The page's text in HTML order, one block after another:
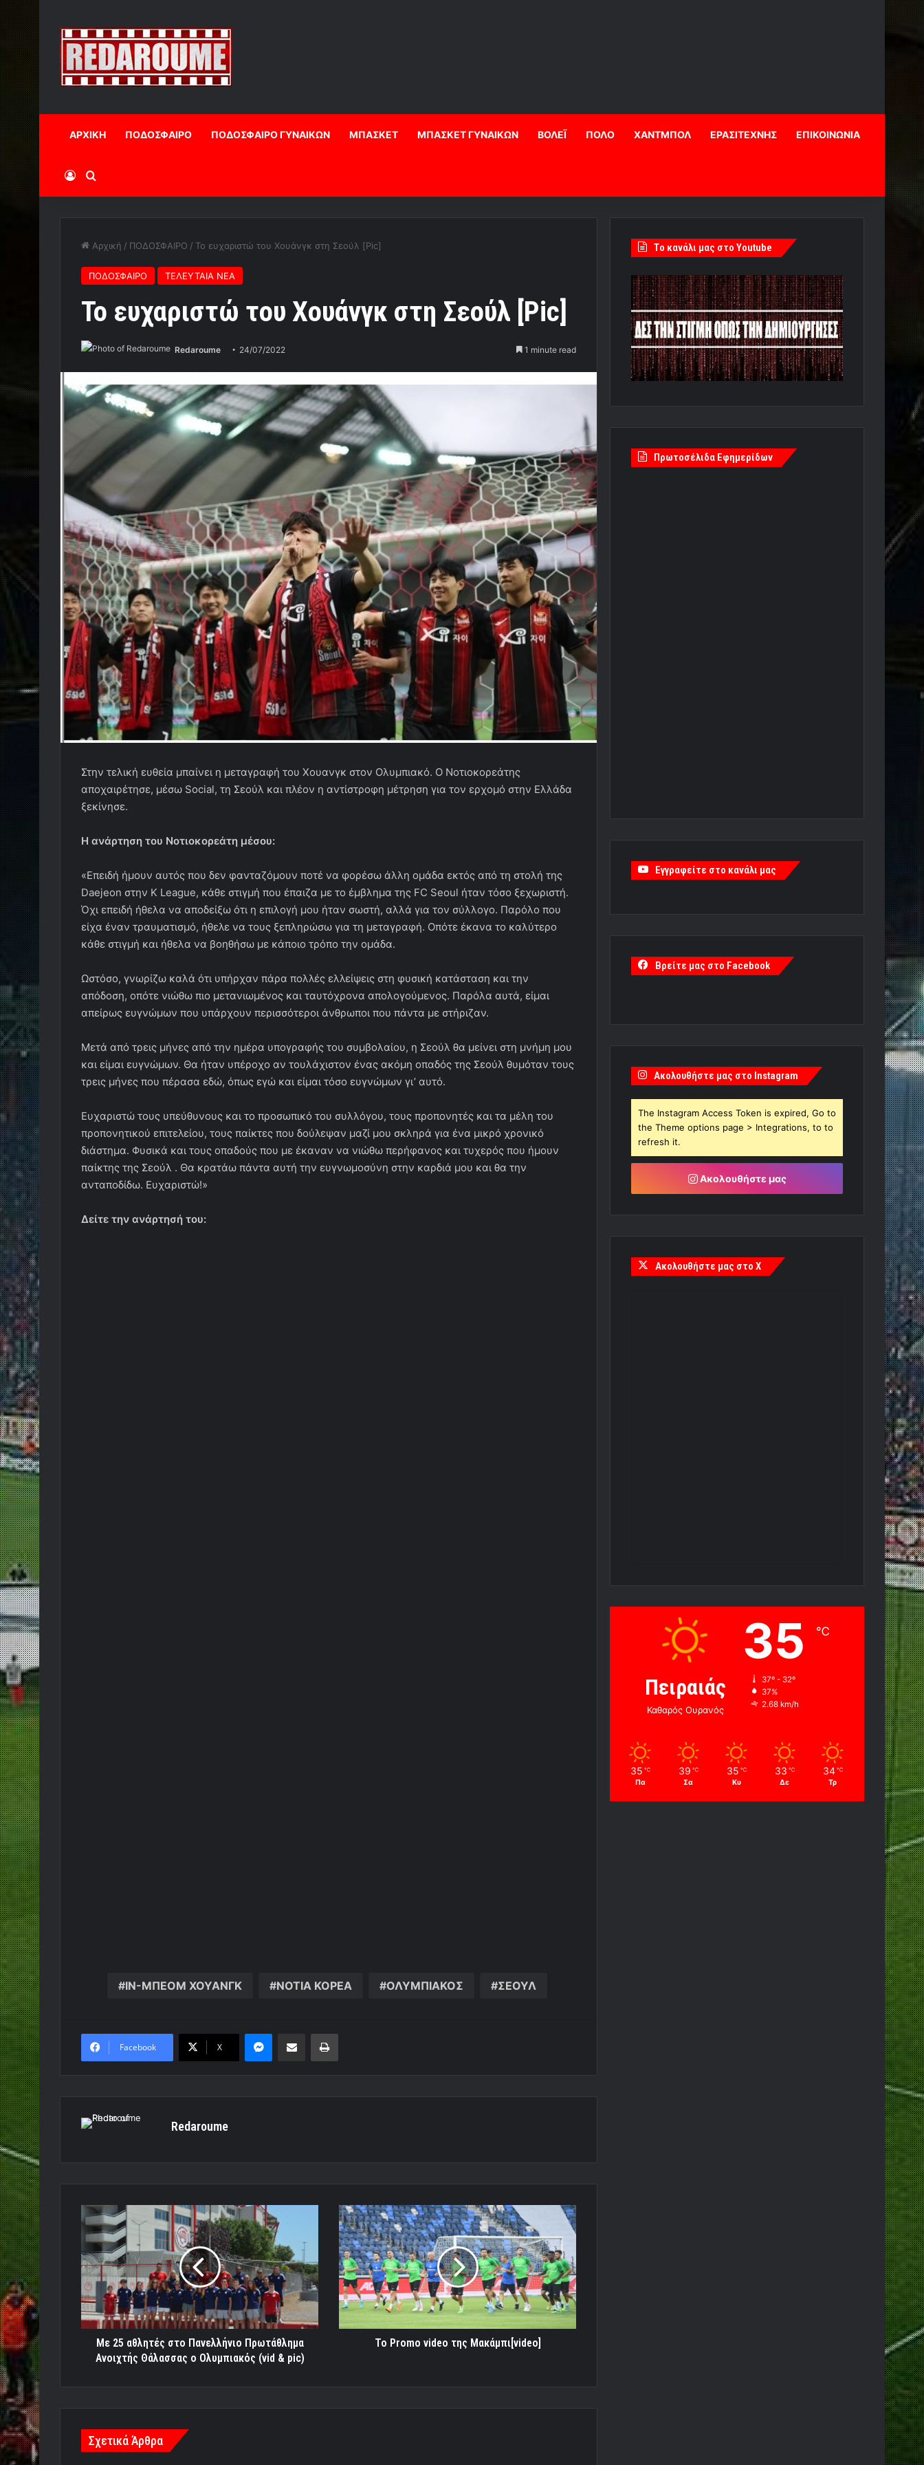
ΑΡΧΙΚΗ ΠΟΔΟΣΦΑΙΡΟ ΠΟΔΟΣΦΑΙΡΟ ΓΥΝΑΙΚΩΝ ΜΠΑΣΚΕΤ ΜΠΑΣΚΕΤ ΓΥΝΑΙΚΩΝ ΒΟΛΕΪ ΠΟΛΟ ΧΑΝΤΜΠΟΛ ΕΡΑΣΙΤΕΧΝΗΣ ΕΠΙΚΟΙΝΩΝΙΑ
Log InΑναζήτηση
Αρχική / ΠΟΔΟΣΦΑΙΡΟ / Το ευχαριστώ του Χουάνγκ στη Σεούλ [Pic]
ΠΟΔΟΣΦΑΙΡΟ ΤΕΛΕΥΤΑΙΑ ΝΕΑ
Το ευχαριστώ του Χουάνγκ στη Σεούλ [Pic]
Redaroume 24/07/2022 1 minute read
Στην τελική ευθεία μπαίνει η μεταγραφή του Χουανγκ στον Ολυμπιακό. Ο Νοτιοκορεάτης
αποχαιρέτησε, μέσω Social, τη Σεούλ και πλέον η αντίστροφη μέτρηση για τον ερχομό στην Ελλάδα
ξεκίνησε.
Η ανάρτηση του Νοτιοκορεάτη μέσου:
«Επειδή ήμουν αυτός που δεν φανταζόμουν ποτέ να φορέσω άλλη ομάδα εκτός από τη στολή της
Daejeon στην K League, κάθε στιγμή που έπαιζα με το έμβλημα της FC Seoul ήταν τόσο ξεχωριστή.
Όχι επειδή ήθελα να αποδείξω ότι η επιλογή μου ήταν σωστή, αλλά για τον σύλλογο. Παρόλο που
είχα έναν τραυματισμό, ήθελε να τους ξεπληρώσω για τη μεταγραφή. Οπότε έκανα το καλύτερο
κάθε στιγμή και ήθελα να βοηθήσω με κάποιο τρόπο την ομάδα.
Ωστόσο, γνωρίζω καλά ότι υπήρχαν πάρα πολλές ελλείψεις στη φυσική κατάσταση και την
απόδοση, οπότε νιώθω πιο μετανιωμένος και ταυτόχρονα απολογούμενος. Παρόλα αυτά, είμαι
απείρως ευγνώμων που υπάρχουν περισσότεροι άνθρωποι που πάντα με στήριζαν.
Μετά από τρεις μήνες από την ημέρα υπογραφής του συμβολαίου, η Σεούλ θα μείνει στη μνήμη μου
και είμαι ευγνώμων. Θα ήταν υπέροχο αν τουλάχιστον ένας ακόμη οπαδός της Σεούλ θυμόταν τους
τρεις μήνες που πέρασα εδώ, όπως εγώ και είμαι τόσο ευγνώμων γι’ αυτό.
Ευχαριστώ τους υπεύθυνους και το προσωπικό του συλλόγου, τους προπονητές και τα μέλη του
προπονητικού επιτελείου, τους παίκτες που δούλεψαν μαζί μου σκληρά για ένα μικρό χρονικό
διάστημα. Φυσικά και τους οπαδούς που με έκαναν να νιώθω περήφανος και τυχερός που ήμουν
παίκτης της Σεούλ . Θα κρατάω πάντα αυτή την ευγνωμοσύνη στην καρδιά μου και θα την
ανταποδίδω. Ευχαριστώ!»
Δείτε την ανάρτησή του:
ΙΝ-ΜΠΕΟΜ ΧΟΥΑΝΓΚ ΝΟΤΙΑ ΚΟΡΕΑ ΟΛΥΜΠΙΑΚΟΣ ΣΕΟΥΛ
Facebook X
MessengerΚοινοποίηση μέσω ηλεκτρονικού ταχυδρομείουΕκτύπωση
Redaroume
Με
25
αθλητές
στο
Πανελλήνιο
Πρωτάθλημα
Ανοιχτής
Θάλασσας
ο
Ολυμπιακός
Με 25 αθλητές στο Πανελλήνιο Πρωτάθλημα
Ανοιχτής Θάλασσας ο Ολυμπιακός (vid & pic)
Το
Promo
video
της
Μακάμπι[video]
Το Promo video της Μακάμπι[video]
Σχετικά Άρθρα
Tο κανάλι μας στο Youtube
Πρωτοσέλιδα Εφημερίδων
Εγγραφείτε στο κανάλι μας
Βρείτε μας στο Facebook
Ακολουθήστε μας στο Instagram
The Instagram Access Token is expired, Go to
the Theme options page > Integrations, to to
refresh it.
Ακολουθήστε μας
Ακολουθήστε μας στο X
Πειραιάς
Καθαρός Ουρανός
35 ℃
37º - 32º
37%
2.68 km/h
35 ℃
Πα
39 ℃
Σα
35 ℃
Κυ
33 ℃
Δε
34 ℃
Τρ